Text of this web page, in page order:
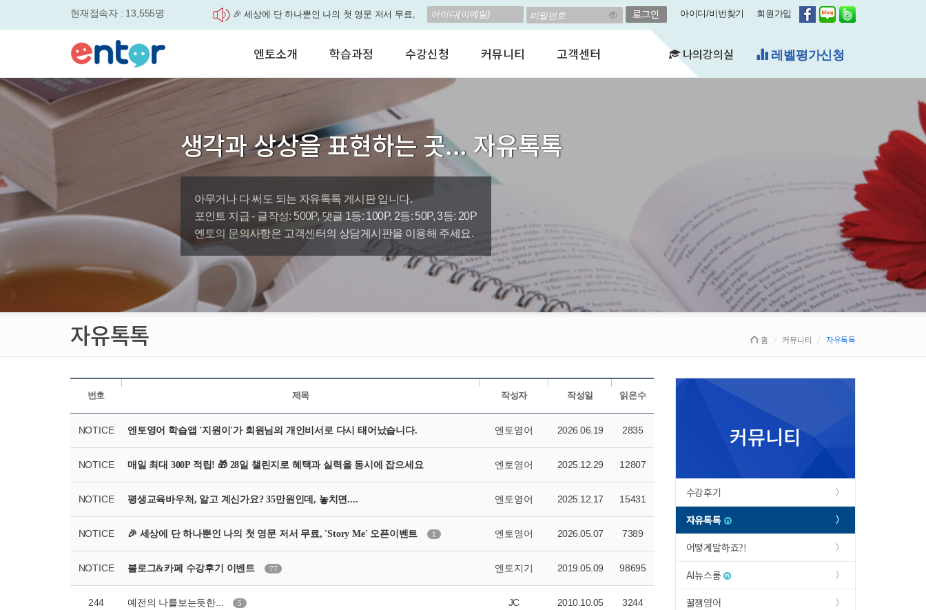
현재접속자 : 13,555명
🎉 세상에 단 하나뿐인 나의 첫 영문 저서 무료,
'Story Me' 오픈이벤트
실력을 동시에 잡으세요
원터치 스케줄관리로 결석 없는 수업을 진행하
영자신문이 개인 맞춤형 뉴스로 놀랍게 개편 되
었습니다.
엔토영어 학습앱 '지원이'가 회원님의 개인비서
로 다시 태어났습니다.
아이디/비번찾기 회원가입
학습도우미 G1
서비스안내
회사소개
성인영어회화
비즈니스영어
인터뷰영어
수업교재안내
수강료안내
자율수강신청
AI 수강신청
그룹수업신청
AI뉴스룸
웹진스토리
퀘스트랭킹 🏆
영어첨삭
쿠폰관리
결제내역
엔토소개 학습과정 수강신청 커뮤니티 고객센터 나의강의실 레벨평가신청
생각과 상상을 표현하는 곳... 자유톡톡
아무거나 다 써도 되는 자유톡톡 게시판 입니다.
포인트 지급 - 글작성: 500P, 댓글 1등: 100P, 2등: 50P, 3등: 20P
엔토의 문의사항은 고객센터의 상담게시판을 이용해 주세요.
자유톡톡 홈 커뮤니티 자유톡톡
번호 제목 작성자 작성일 읽은수
NOTICE 엔토영어 학습앱 '지원이'가 회원님의 개인비서로 다시 태어났습니다. 엔토영어 2026.06.19 2835
NOTICE 매일 최대 300P 적립! 🎁 28일 챌린지로 혜택과 실력을 동시에 잡으세요 엔토영어 2025.12.29 12807
NOTICE 평생교육바우처, 알고 계신가요? 35만원인데, 놓치면.... 엔토영어 2025.12.17 15431
NOTICE 🎉 세상에 단 하나뿐인 나의 첫 영문 저서 무료, 'Story Me' 오픈이벤트 1 엔토영어 2026.05.07 7389
NOTICE 블로그&카페 수강후기 이벤트 77 엔토지기 2019.05.09 98695
244 예전의 나를보는듯한... 5 JC 2010.10.05 3244
커뮤니티
수강후기
자유톡톡
어떻게말하죠?!
AI뉴스룸
꿀잼영어